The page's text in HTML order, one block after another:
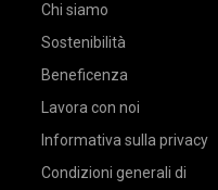
Chi siamo
Sostenibilità
Beneficenza
Lavora con noi
Informativa sulla privacy
Condizioni generali di